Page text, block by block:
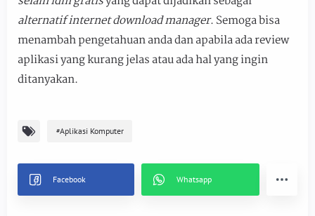
alternatif internet download manager. Semoga bisa
menambah pengetahuan anda dan apabila ada review
aplikasi yang kurang jelas atau ada hal yang ingin
ditanyakan.
Aplikasi Komputer